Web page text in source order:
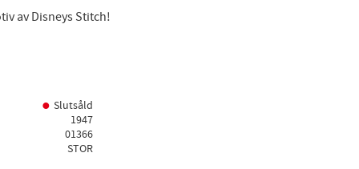
av Disneys Stitch!
Slutsåld
1947
01366
STOR